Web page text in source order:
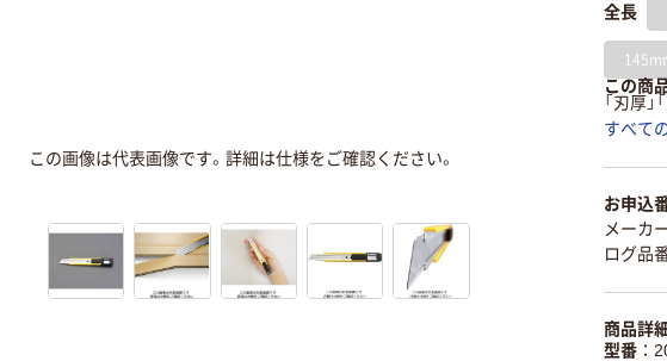
全長
この商
「刃厚
すべて
お申込
メーカ
ログ品
商品詳
型番
この画像は代表画像です。詳細は仕様をご確認ください。